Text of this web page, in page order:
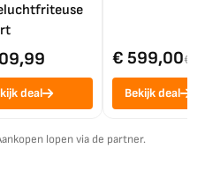
deal
€ 599,00€
Bekijk deal
lopen via de partner.